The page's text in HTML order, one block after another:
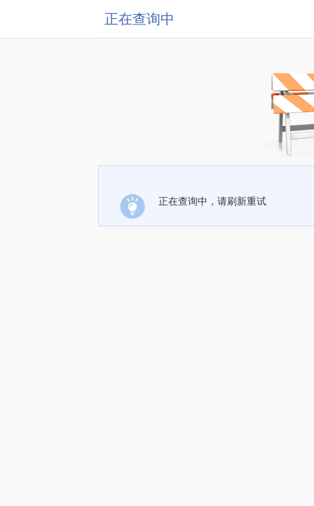
正在查询中
正在查询中，请刷新重试